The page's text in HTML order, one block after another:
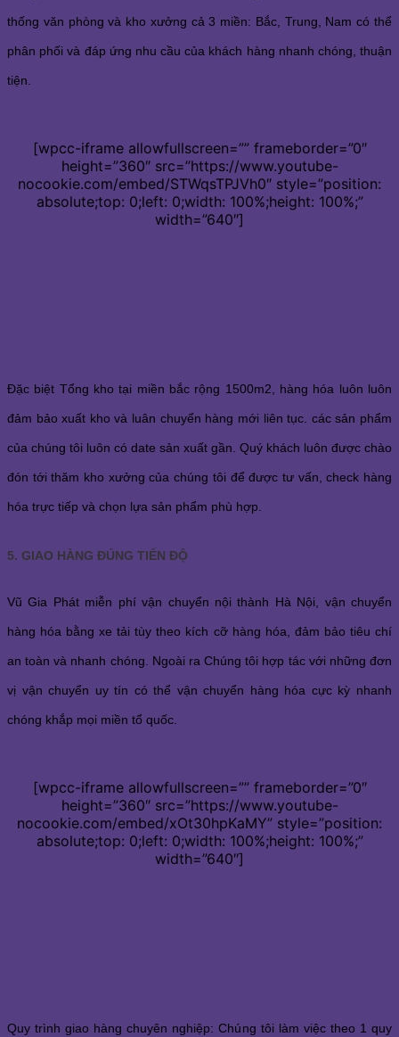
thống văn phòng và kho xưởng cả 3 miền: Bắc, Trung, Nam có thể
phân phối và đáp ứng nhu cầu của khách hàng nhanh chóng, thuận
tiện.
[wpcc-iframe allowfullscreen=”” frameborder=”0″
height=”360″ src=”https://www.youtube-
nocookie.com/embed/STWqsTPJVh0″ style=”position:
absolute;top: 0;left: 0;width: 100%;height: 100%;”
width=”640″]
Đặc biệt Tổng kho tại miền bắc rộng 1500m2, hàng hóa luôn luôn
đảm bảo xuất kho và luân chuyển hàng mới liên tục. các sản phẩm
của chúng tôi luôn có date sản xuất gần. Quý khách luôn được chào
đón tới thăm kho xưởng của chúng tôi để được tư vấn, check hàng
hóa trực tiếp và chọn lựa sản phẩm phù hợp.
5. GIAO HÀNG ĐÚNG TIẾN ĐỘ
Vũ Gia Phát miễn phí vận chuyển nội thành Hà Nội, vận chuyển
hàng hóa bằng xe tải tùy theo kích cỡ hàng hóa, đảm bảo tiêu chí
an toàn và nhanh chóng. Ngoài ra Chúng tôi hợp tác với những đơn
vị vận chuyển uy tín có thể vận chuyển hàng hóa cực kỳ nhanh
chóng khắp mọi miền tổ quốc.
[wpcc-iframe allowfullscreen=”” frameborder=”0″
height=”360″ src=”https://www.youtube-
nocookie.com/embed/xOt30hpKaMY” style=”position:
absolute;top: 0;left: 0;width: 100%;height: 100%;”
width=”640″]
Quy trình giao hàng chuyên nghiệp: Chúng tôi làm việc theo 1 quy